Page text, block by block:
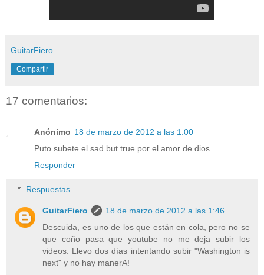
GuitarFiero
Compartir
17 comentarios:
Anónimo 18 de marzo de 2012 a las 1:00
Puto subete el sad but true por el amor de dios
Responder
Respuestas
GuitarFiero
18 de marzo de 2012 a las 1:46
Descuida, es uno de los que están en cola, pero no se
que coño pasa que youtube no me deja subir los
videos. Llevo dos días intentando subir "Washington is
next" y no hay manerA!